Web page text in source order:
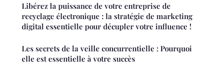
Libérez la puissance de votre entreprise de
recyclage électronique : la stratégie de marketing
digital essentielle pour décupler votre influence !
Les secrets de la veille concurrentielle : Pourquoi
elle est essentielle à votre succès